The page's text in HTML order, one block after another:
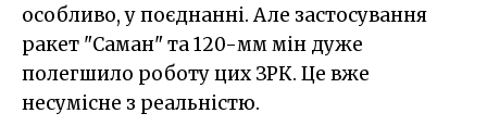
особливо, у поєднанні. Але застосування
ракет "Саман" та 120-мм мін дуже
полегшило роботу цих ЗРК. Це вже
несумісне з реальністю.